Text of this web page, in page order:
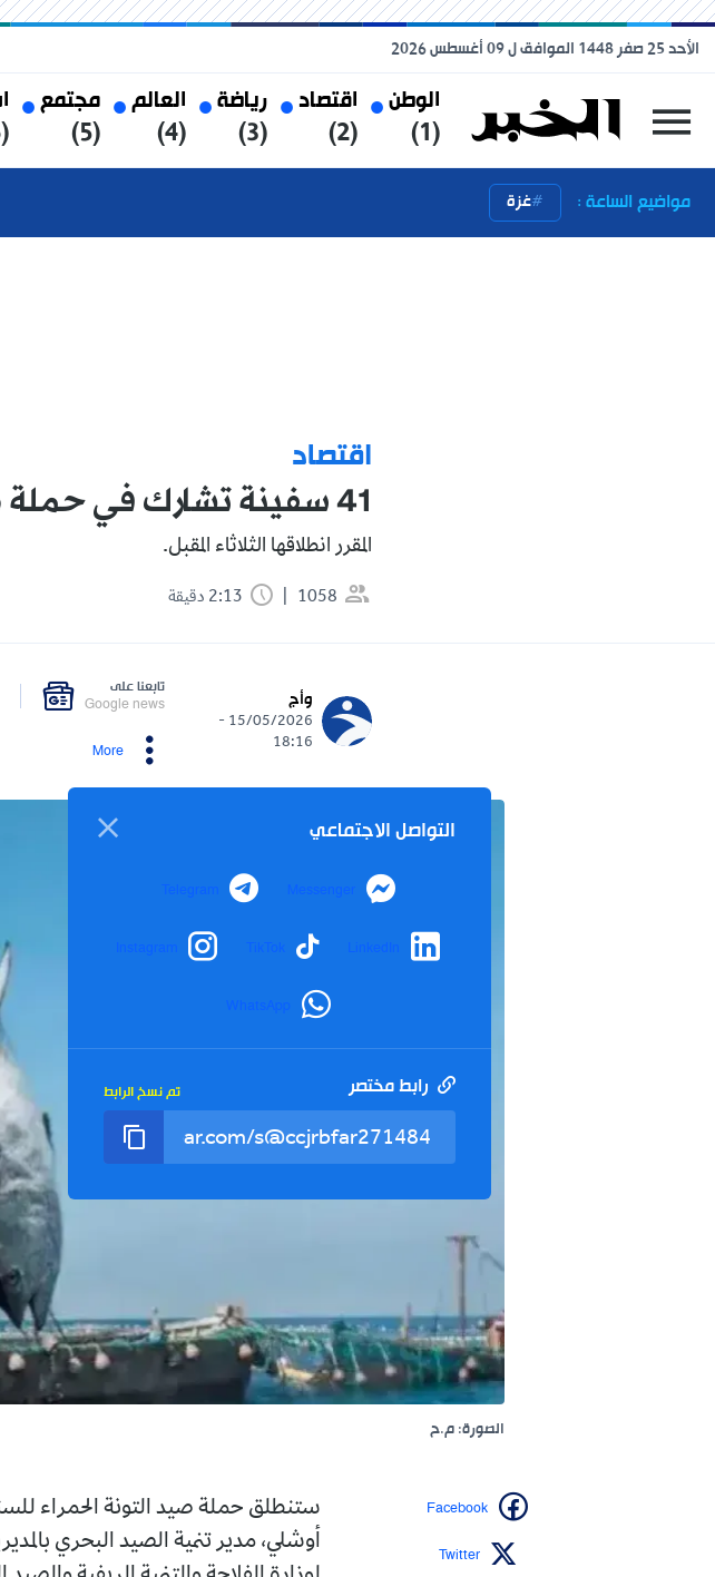
الوطن
(1)
اقتصاد
(2)
رياضة
(3)
العالم
(4)
مجتمع
(5)
(6)
الأحد 25 صفر 1448 الموافق ل 09 أغسطس 2026
مواضيع الساعة : غزة
اقتصاد
41 سفينة تشارك في حملة صيد التونة الحمراء
المقرر انطلاقها الثلاثاء المقبل.
1058
وأج
15/05/2026 -
18:16
تابعنا على
Google news
More
التواصل الاجتماعي
Messenger
Telegram
LinkedIn
TikTok
Instagram
WhatsApp
رابط مختصر تم نسخ الرابط
الصورة: م.ح
ستنطلق حملة صيد التونة الحمراء للسنة
أوشلي، مدير تنمية الصيد البحري
Facebook
Twitter